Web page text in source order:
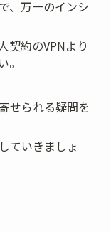
、万一のインシ
契約のVPNより
せられる疑問を
ていきましょ